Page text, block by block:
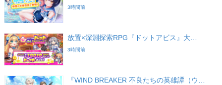
3時間前
放置×深淵探索RPG『ドットアビス』大…
3時間前
『WIND BREAKER 不良たちの英雄譚（ウ…